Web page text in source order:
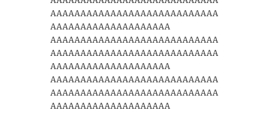
AAAAAAAAAAAAAAAAAAAAAAAAAAAA
AAAAAAAAAAAAAAAAAAAA
AAAAAAAAAAAAAAAAAAAAAAAAAAAA
AAAAAAAAAAAAAAAAAAAAAAAAAAAA
AAAAAAAAAAAAAAAAAAAA
AAAAAAAAAAAAAAAAAAAAAAAAAAAA
AAAAAAAAAAAAAAAAAAAAAAAAAAAA
AAAAAAAAAAAAAAAAAAAA